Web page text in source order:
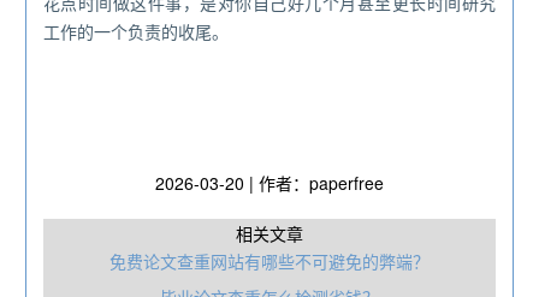
工作的一个负责的收尾。
2026-03-20 | 作者：paperfree
相关文章
免费论文查重网站有哪些不可避免的弊端？